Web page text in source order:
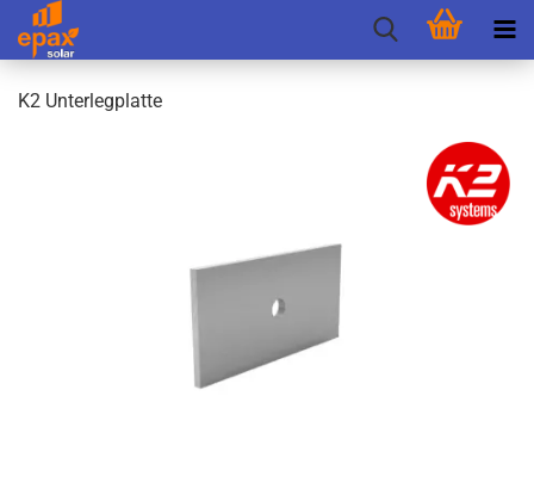
K2 Un­ter­leg­plat­te